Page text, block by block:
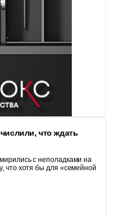
что ждать
с неполадками на
что хотя бы для «семейной